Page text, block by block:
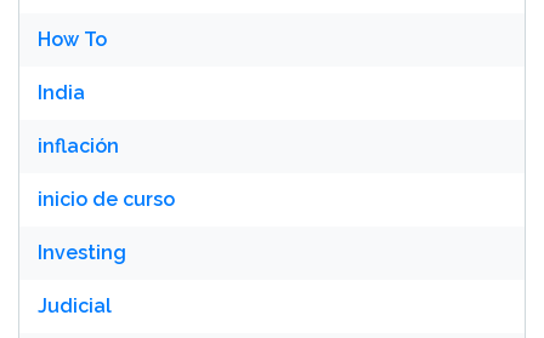
How To
India
inflación
inicio de curso
Investing
Judicial